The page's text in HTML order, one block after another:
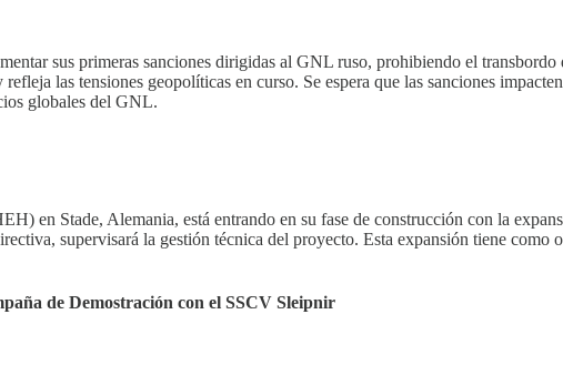
sus primeras sanciones dirigidas al GNL ruso, prohibiendo el
las tensiones geopolíticas en curso. Se espera que las sanciones
globales del GNL.
en Stade, Alemania, está entrando en su fase de construcción con la
supervisará la gestión técnica del proyecto. Esta expansión tiene
de Demostración con el SSCV Sleipnir